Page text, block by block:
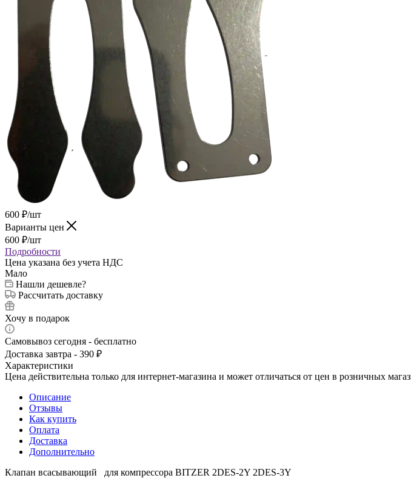
600 ₽/шт
Варианты цен
600 ₽/шт
Подробности
Цена указана без учета НДС
Мало
Нашли дешевле?
Рассчитать доставку
Хочу в подарок
Самовывоз сегодня - бесплатно
Доставка завтра - 390 ₽
Характеристики
Цена действительна только для интернет-магазина и может отличаться от цен в розничных
Описание
Отзывы
Как купить
Оплата
Доставка
Дополнительно
Клапан всасывающий для компрессора BITZER 2DES-2Y 2DES-3Y